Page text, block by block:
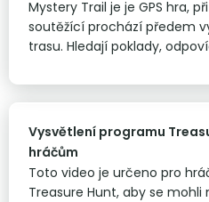
Mystery Trail je je GPS hra,
soutěžící prochází předem
trasu. Hledají poklady,
Treasure Hunt a Challenge
zejména uspořádáním
Vysvětlení programu
hráčům
Toto video je určeno pro
Treasure Hunt, aby se mohli